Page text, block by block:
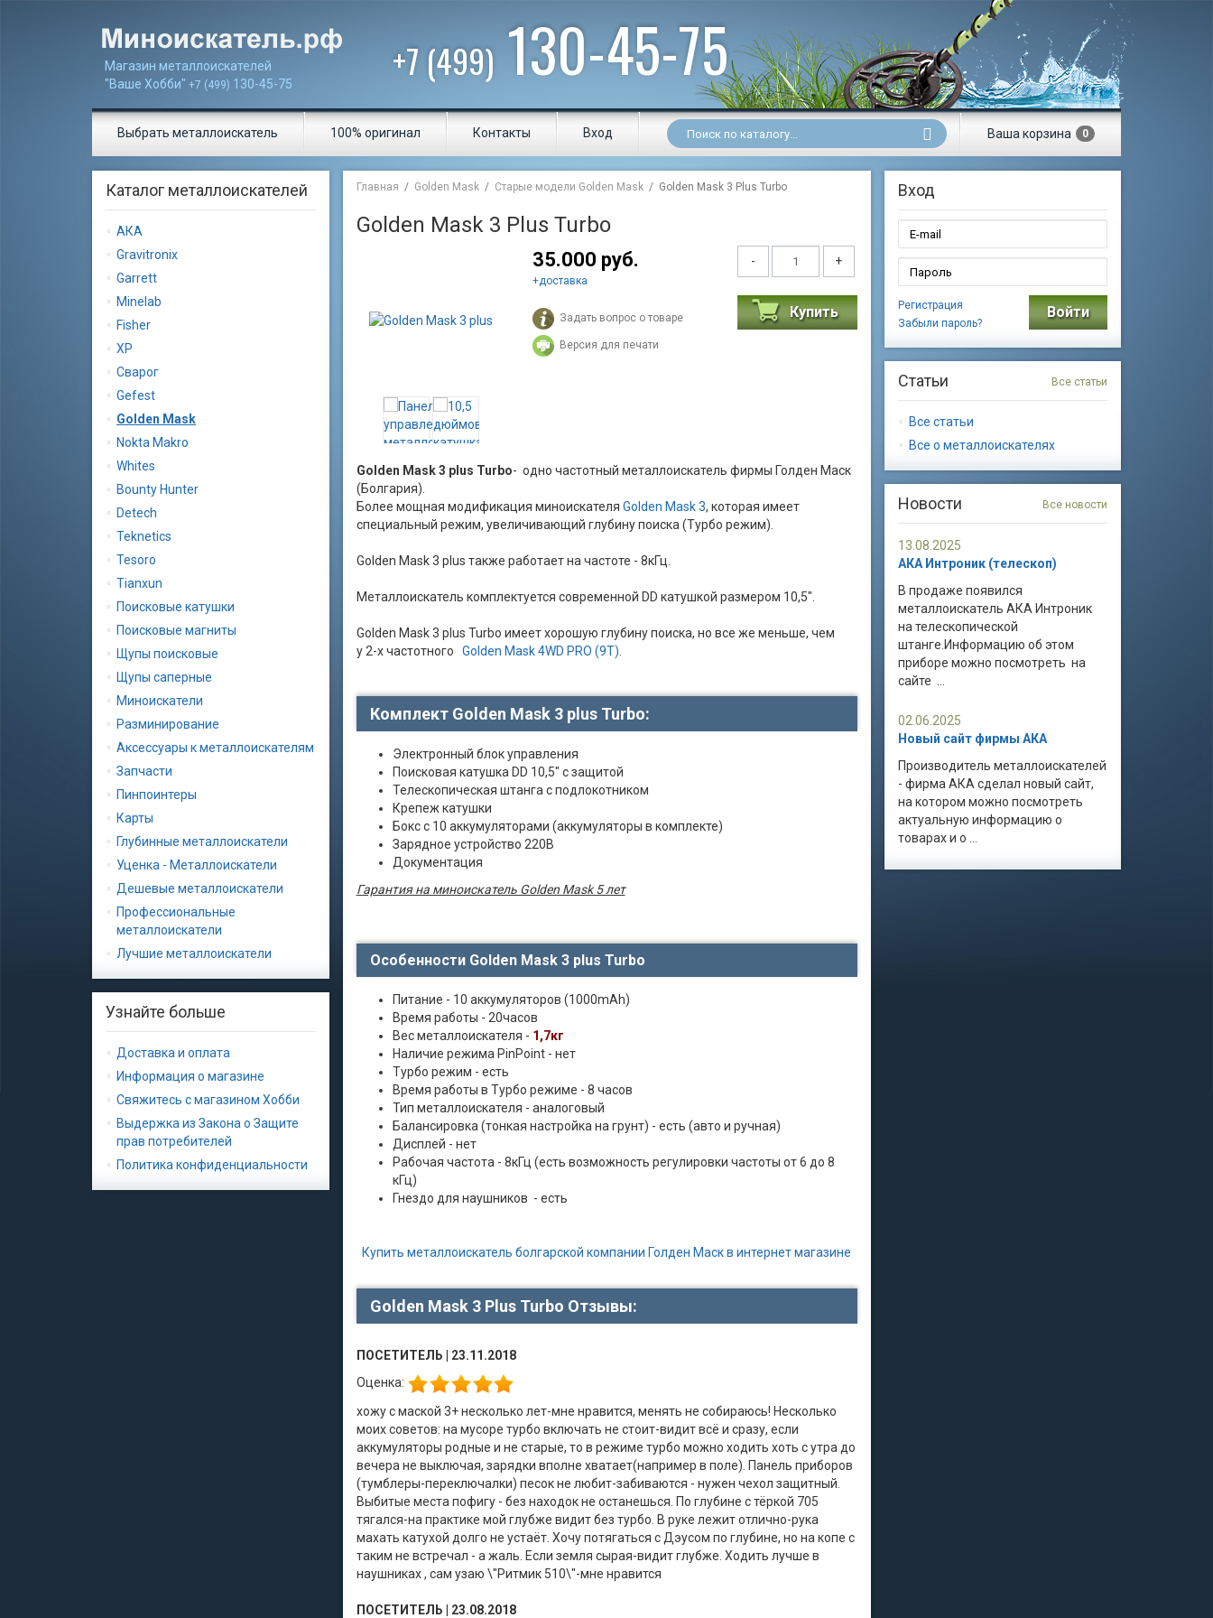
Магазин металлоискателей
"Ваше Хобби" +7 (499) 130-45-75 +7 (499)130-45-75
0
Ваша корзина
Выбрать металлоискатель 100% оригинал Контакты Вход
Главная / Golden Mask/ Старые модели Golden Mask/ Golden Mask 3 Plus Turbo
Golden Mask 3 Plus Turbo
35.000 руб.
+доставка
Задать вопрос о товаре
Версия для печати
- +
Купить
Golden Mask 3 plus Turbo- одно частотный металлоискатель фирмы Голден Маск
(Болгария).
Более мощная модификация миноискателя Golden Mask 3, которая имеет
специальный режим, увеличивающий глубину поиска (Турбо режим).
Golden Mask 3 plus также работает на частоте - 8кГц.
Металлоискатель комплектуется современной DD катушкой размером 10,5".
Golden Mask 3 plus Turbo имеет хорошую глубину поиска, но все же меньше, чем
у 2-х частотного Golden Mask 4WD PRO (9T)
Комплект Golden Mask 3 plus Turbo:
Электронный блок управления
Поисковая катушка DD 10,5" с защитой
Телескопическая штанга с подлокотником
Крепеж катушки
Бокс с 10 аккумуляторами (аккумуляторы в комплекте)
Зарядное устройство 220В
Документация
Гарантия на миноискатель Golden Mask 5 лет
Особенности Golden Mask 3 plus Turbo
Питание - 10 аккумуляторов (1000mAh)
Время работы - 20часов
Вес металлоискателя - 1,7кг
Наличие режима PinPoint - нет
Турбо режим - есть
Время работы в Турбо режиме - 8 часов
Тип металлоискателя - аналоговый
Балансировка (тонкая настройка на грунт) - есть (авто и ручная)
Дисплей - нет
Рабочая частота - 8кГц (есть возможность регулировки частоты от 6 до 8
кГц)
Гнездо для наушников - есть
Купить металлоискатель болгарской компании Голден Маск в интернет магазине
Golden Mask 3 Plus Turbo Отзывы:
ПОСЕТИТЕЛЬ
| 23.11.2018
Оценка:
хожу с маской 3+ несколько лет-мне нравится, менять не собираюсь! Несколько
моих советов: на мусоре турбо включать не стоит-видит всё и сразу, если
аккумуляторы родные и не старые, то в режиме турбо можно ходить хоть с утра до
вечера не выключая, зарядки вполне хватает(например в поле). Панель приборов
(тумблеры-переключалки) песок не любит-забиваются - нужен чехол защитный.
Выбитые места пофигу - без находок не останешься. По глубине с тёркой 705
тягался-на практике мой глубже видит без турбо. В руке лежит отлично-рука
махать катухой долго не устаёт. Хочу потягаться с Дэусом по глубине, но на копе с
таким не встречал - а жаль. Если земля сырая-видит глубже. Ходить лучше в
наушниках , сам узаю \"Ритмик 510\"-мне нравится
ПОСЕТИТЕЛЬ | 23.08.2018
Каталог металлоискателей
АКА
Gravitronix
Garrett
Minelab
Fisher
XP
Сварог
Gеfеst
Golden Mask
Nokta Makro
Whites
Bounty Hunter
Detech
Teknetics
Tesoro
Tianxun
Поисковые катушки
Поисковые магниты
Щупы поисковые
Щупы саперные
Миноискатели
Разминирование
Аксессуары к металлоискателям
Запчасти
Пинпоинтеры
Карты
Глубинные металлоискатели
Уценка - Металлоискатели
Дешевые металлоискатели
Профессиональные
металлоискатели
Лучшие металлоискатели
Узнайте больше
Доставка и оплата
Информация о магазине
Свяжитесь с магазином Хобби
Выдержка из Закона о Защите
прав потребителей
Политика конфиденциальности
Вход
Войти
Регистрация
Забыли пароль?
Все статьи
Статьи
Все статьи
Все о металлоискателях
Все новости
Новости
13.08.2025
АКА Интроник (телескоп)
В продаже появился
металлоискатель АКА Интроник
на телескопической
штанге.Информацию об этом
приборе можно посмотреть на
сайте ...
02.06.2025
Новый сайт фирмы АКА
Производитель металлоискателей
- фирма АКА сделал новый сайт,
на котором можно посмотреть
актуальную информацию о
товарах и о ...